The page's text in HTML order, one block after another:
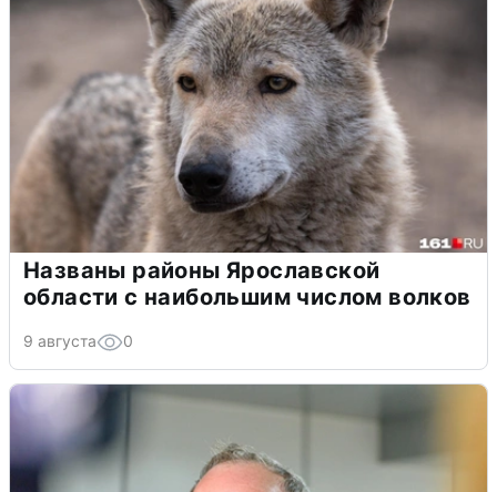
Названы районы Ярославской
области с наибольшим числом волков
9 августа 0